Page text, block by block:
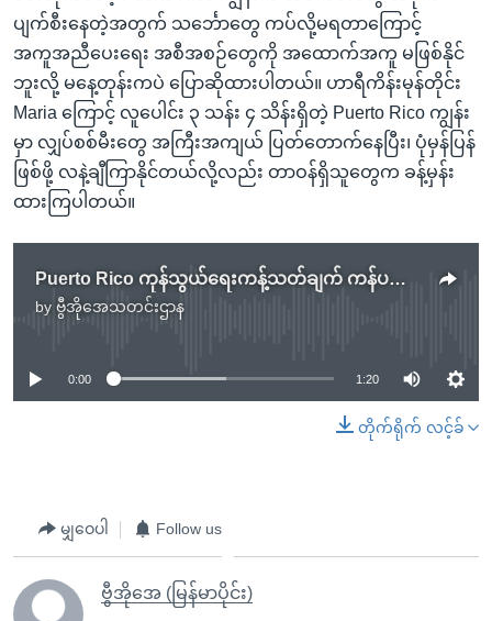
ပျက်စီးနေတဲ့အတွက် သင်္ဘောတွေ ကပ်လို့မရတာကြောင့်
အကူအညီပေးရေး အစီအစဉ်တွေကို အထောက်အကူ မဖြစ်နိုင်
ဘူးလို့ မနေ့တုန်းကပဲ ပြောဆိုထားပါတယ်။ ဟာရီကိန်းမုန်တိုင်း
Maria ကြောင့် လူပေါင်း ၃ သန်း ၄ သိန်းရှိတဲ့ Puerto Rico ကျွန်း
မှာ လျှပ်စစ်မီးတွေ အကြီးအကျယ် ပြတ်တောက်နေပြီး၊ ပုံမှန်ပြန်
ဖြစ်ဖို့ လနဲ့ချီကြာနိုင်တယ်လို့လည်း တာဝန်ရှိသူတွေက ခန့်မှန်း
ထားကြပါတယ်။
Puerto Rico ကုန်သွယ်ရေးကန့်သတ်ချက် ကန်ပယ်ဖျက်
by ဗွီအိုအေသတင်းဌာန
No media source currently available
0:00 1:20
တိုက်ရိုက် လင့်ခ်
မျှဝေပါ Follow us
ဗွီအိုအေ (မြန်မာပိုင်း)